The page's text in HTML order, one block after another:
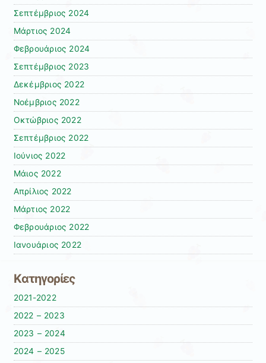
Σεπτέμβριος 2024
Μάρτιος 2024
Φεβρουάριος 2024
Σεπτέμβριος 2023
Δεκέμβριος 2022
Νοέμβριος 2022
Οκτώβριος 2022
Σεπτέμβριος 2022
Ιούνιος 2022
Μάιος 2022
Απρίλιος 2022
Μάρτιος 2022
Φεβρουάριος 2022
Ιανουάριος 2022
Kατηγορίες
2021-2022
2022 – 2023
2023 – 2024
2024 – 2025